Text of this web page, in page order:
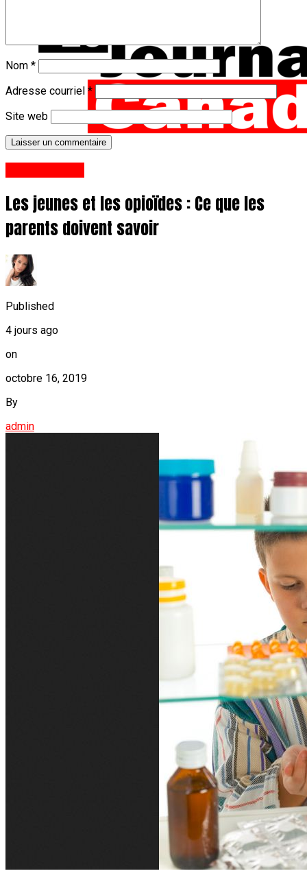
Nom *
Adresse courriel *
Site web
Les jeunes et les opioïdes : Ce que les
parents doivent savoir
Published
4 jours ago
on
octobre 16, 2019
By
admin